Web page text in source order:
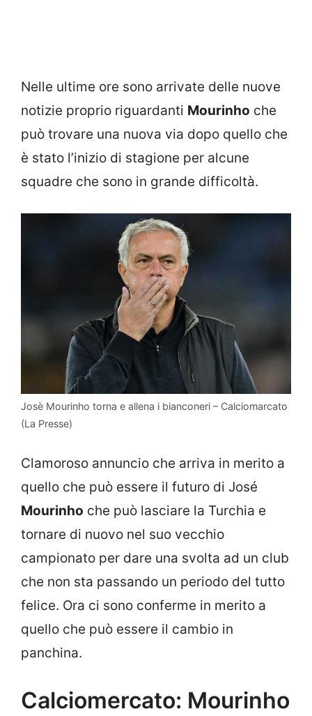
Nelle ultime ore sono arrivate delle nuove
notizie proprio riguardanti Mourinho che
può trovare una nuova via dopo quello che
è stato l’inizio di stagione per alcune
squadre che sono in grande difficoltà.
Josè Mourinho torna e allena i bianconeri – Calciomarcato
(La Presse)
Clamoroso annuncio che arriva in merito a
quello che può essere il futuro di José
Mourinho che può lasciare la Turchia e
tornare di nuovo nel suo vecchio
campionato per dare una svolta ad un club
che non sta passando un periodo del tutto
felice. Ora ci sono conferme in merito a
quello che può essere il cambio in
panchina.
Calciomercato: Mourinho